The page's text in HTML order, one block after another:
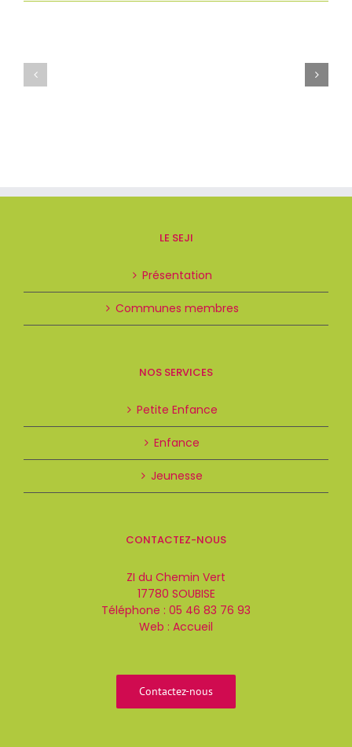
LE SEJI
Présentation
Communes membres
NOS SERVICES
Petite Enfance
Enfance
Jeunesse
CONTACTEZ-NOUS
ZI du Chemin Vert
17780 SOUBISE
Téléphone : 05 46 83 76 93
Web : Accueil
Contactez-nous